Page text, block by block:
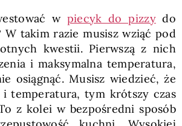
w piecyk do pizzydo
W takim razie musisz wziąć pod
kwestii. Pierwszą z nich
i maksymalna temperatura,
osiągnąć. Musisz wiedzieć, że
i temperatura, tym krótszy czas
z kolei w bezpośredni sposób